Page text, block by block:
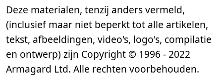
Deze materialen, tenzij anders vermeld,
(inclusief maar niet beperkt tot alle artikelen,
tekst, afbeeldingen, video's, logo's, compilatie
en ontwerp) zijn Copyright © 1996 - 2022
Armagard Ltd. Alle rechten voorbehouden.